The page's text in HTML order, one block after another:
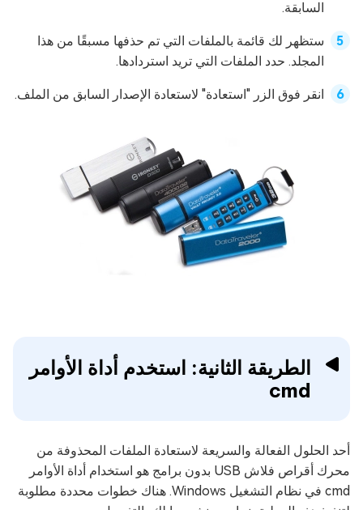
السابقة.
ستظهر لك قائمة بالملفات التي تم حذفها مسبقًا من هذا
المجلد. حدد الملفات التي تريد استردادها.
انقر فوق الزر "استعادة" لاستعادة الإصدار السابق من الملف.
الطريقة الثانية: استخدم أداة الأوامر
cmd
أحد الحلول الفعالة والسريعة لاستعادة الملفات المحذوفة من
محرك أقراص فلاش USB بدون برامج هو استخدام أداة الأوامر
cmd في نظام التشغيل Windows. هناك خطوات محددة مطلوبة